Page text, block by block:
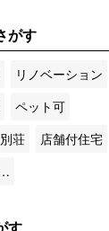
がす
リノベーション
ペット可
別荘
店舗付住宅
す